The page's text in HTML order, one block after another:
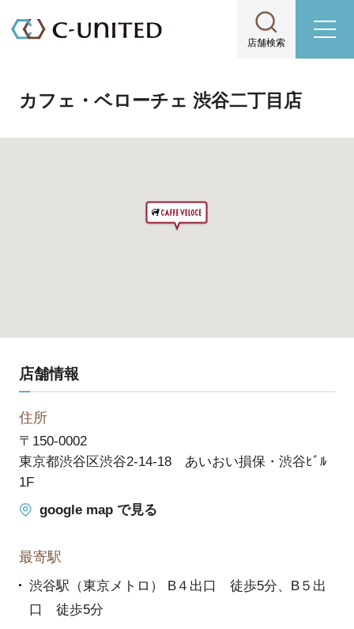
店舗検索
カフェ・ベローチェ 渋谷二丁目店
店舗情報
住所
〒150-0002
東京都渋谷区渋谷2-14-18 あいおい損保・渋谷ﾋﾞﾙ
1F
google map で見る
最寄駅
渋谷駅（東京メトロ） B４出口 徒歩5分、B５出
口 徒歩5分